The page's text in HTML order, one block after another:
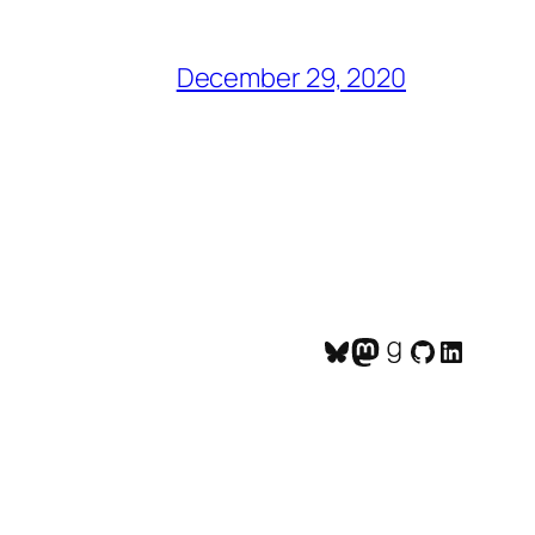
December 29, 2020
Bluesky
Mastodon
Goodreads
GitHub